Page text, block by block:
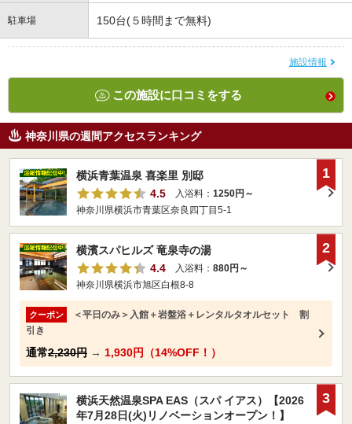
駐車場 150台(５時間まで無料)
施設情報
この施設に口コミをする
神奈川県の週間アクセスランキング
横浜青葉温泉 喜楽里 別邸
4.5
入浴料： 1250円～
神奈川県横浜市青葉区奈良四丁目5-1
1
横濱スパヒルズ 竜泉寺の湯
4.4
入浴料： 880円～
神奈川県横浜市旭区白根8-8
クーポン
＜平日のみ＞入館＋岩盤浴＋レンタルタオルセット 割
引き
通常2,230円 → 1,930円（14%OFF！）
2
横浜天然温泉SPA EAS（スパ イアス）【2026
年7月28日(火)リノベーションオープン！】
3